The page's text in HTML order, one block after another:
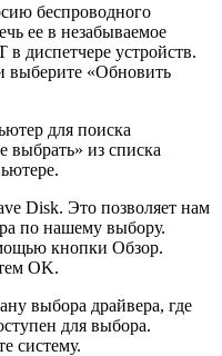
беспроводного
ее в незабываемое
диспетчере устройств.
«Обновить
для поиска
выбрать» из списка
Disk. Это позволяет нам
по нашему выбору.
кнопки Обзор.
OK.
выбора драйвера, где
для выбора.
систему.